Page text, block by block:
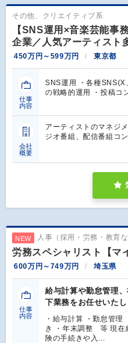
その他、クリエイティブ系
【SNS運用×音楽芸能事
企業／人気アーティスト
450万円～599万円 東京都
仕事
内容
SNS運用 ・各種
の戦略的運用 ・投稿コ
会社
概要
アーティストのマネジ
ジオ番組、配信番組コ
NEW 人事（採用・労務・教育な
労務スペシャリスト【マ
600万円～749万円 埼玉県
仕事
内容
給与計算や勤怠管理
下業務をお任せいたし
・給与計算 ・勤怠管理
き ・年末調整 等 現在
険の手続きや入…